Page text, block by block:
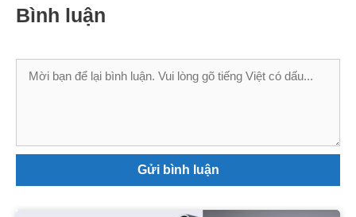
Bình luận
Bình